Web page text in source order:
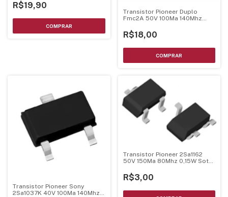
R$19,90
Transistor Pioneer Duplo
Fmc2A 50V 100Ma 140Mhz
R$18,00
Transistor Pioneer Sony
2Sa1037K 40V 100Ma 140Mhz
Transistor Pioneer 2Sa1162
50V 150Ma 80Mhz 0,15W Sot-
R$3,00